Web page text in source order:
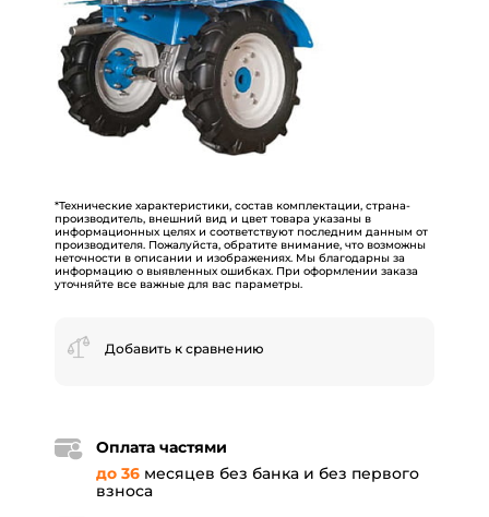
*Технические характеристики, состав комплектации, страна-
производитель, внешний вид и цвет товара указаны в
информационных целях и соответствуют последним данным от
производителя. Пожалуйста, обратите внимание, что возможны
неточности в описании и изображениях. Мы благодарны за
информацию о выявленных ошибках. При оформлении заказа
уточняйте все важные для вас параметры.
Добавить к сравнению
Оплата частями
до 36 месяцев без банка и без первого
взноса